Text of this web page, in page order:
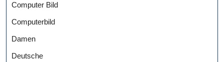
Computer Bild
Computerbild
Damen
Deutsche